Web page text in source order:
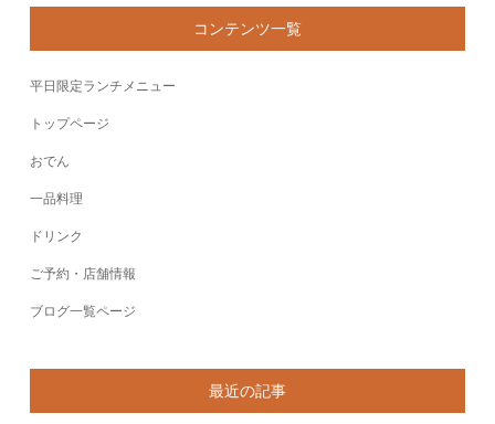
コンテンツ一覧
平日限定ランチメニュー
トップページ
おでん
一品料理
ドリンク
ご予約・店舗情報
ブログ一覧ページ
最近の記事